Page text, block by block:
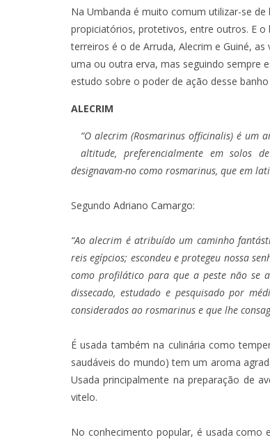
Na Umbanda é muito comum utilizar-se
propiciatórios, protetivos, entre outros. E
terreiros é o de Arruda, Alecrim e Guiné,
uma ou outra erva, mas seguindo sempre
estudo sobre o poder de ação desse
ALECRIM
“O alecrim (Rosmarinus officinalis) é
altitude, preferencialmente em solos
designavam-no como rosmarinus, que em
Segundo Adriano Camargo:
“Ao alecrim é atribuído um caminho
reis egípcios; escondeu e protegeu nossa
como profilático para que a peste não se
dissecado, estudado e pesquisado por
considerados ao rosmarinus e que lhe
É usada também na culinária como
saudáveis do mundo) tem um aroma
Usada principalmente na preparação de
vitelo.
No conhecimento popular, é usada como